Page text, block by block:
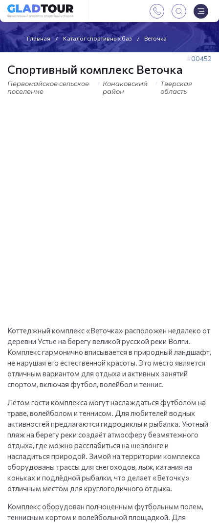
Главная Каталог спортивных баз Веточка
00452
Спортивный комплекс Веточка
Первомайское сельское
поселение
Конаковский
район
Тверская
область
Коттеджный комплекс «Веточка» расположен недалеко от
деревни Устье на берегу великой русской реки Волги.
Комплекс гармонично вписывается в природный ландшафт,
не нарушая его естественной красоты. Это место является
отличным вариантом для отдыха и активных занятий
спортом, включая футбол, волейбол и теннис.
Летом гости комплекса могут наслаждаться футболом на
траве, волейболом и теннисом. Для любителей водных
активностей предлагаются гидроциклы и рыбалка. Уютный
пляж на берегу реки создаёт атмосферу безмятежного
отдыха, где можно расслабиться на шезлонге и
насладиться природой. Зимой на территории комплекса
оборудованы трассы для снегоходов, лыж, катания на
коньках и подлёдной рыбалки, что делает «Веточку»
отличным местом для круглогодичного отдыха.
Комплекс оборудован полноценным футбольным полем,
теннисным кортом и волейбольной площадкой. Для